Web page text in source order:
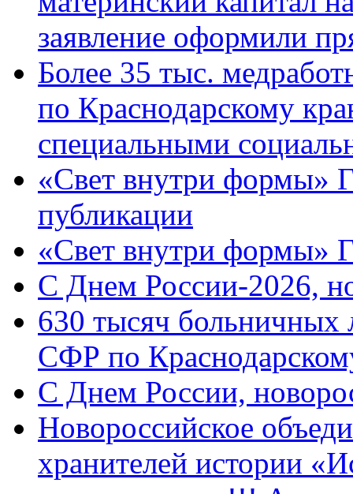
заявление оформили
Более 35 тыс.
по Краснодарскому
специальными
«Свет внутри формы»
публикации
«Свет внутри формы»
C Днем России-2026,
630 тысяч больничных
СФР по
C Днем России,
Новороссийское
хранителей истории